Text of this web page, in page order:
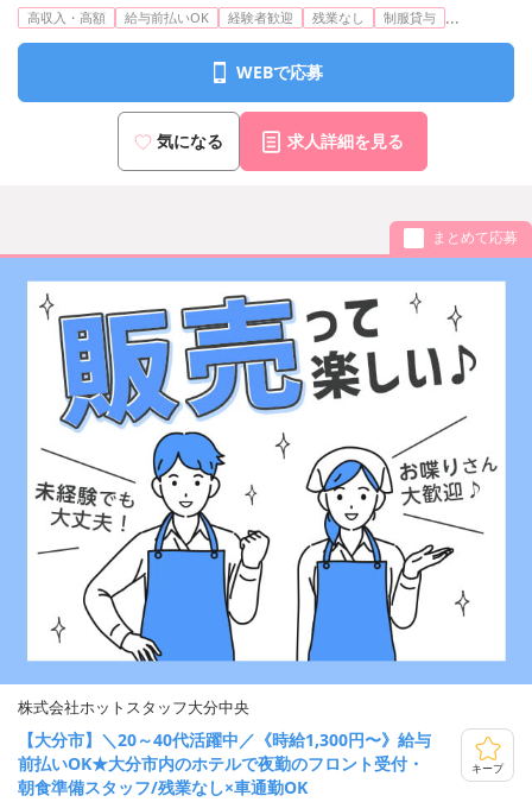
高収入・高額 給与前払いOK 経験者歓迎 残業なし 制服貸与 ...
WEBで応募
気になる 求人詳細を見る
まとめて応募
株式会社ホットスタッフ大分中央
【大分市】＼20～40代活躍中／《時給1,300円〜》給与
前払いOK★大分市内のホテルで夜勤のフロント受付・
朝食準備スタッフ/残業なし×車通勤OK
キープ